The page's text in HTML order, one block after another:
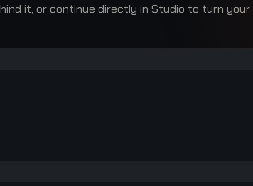
it, or continue directly in Studio to turn